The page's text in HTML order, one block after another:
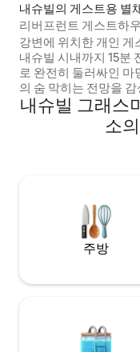
내슈빌의 게스트용 별
리버프런트 게스트하
웨이까지 15분
강변에 위치한 개인 게
내슈빌 시내까지 15분
로 완전히 둘러싸인
의 숨 막히는 전망을
적인 워터프런트 휴양
모두 제공합니다. 브
리지스톤 아레나, 내슈
웨이, 브리지스톤, 걸
공항까지 20분 거리 🚖
내슈빌 그래스
소
주방